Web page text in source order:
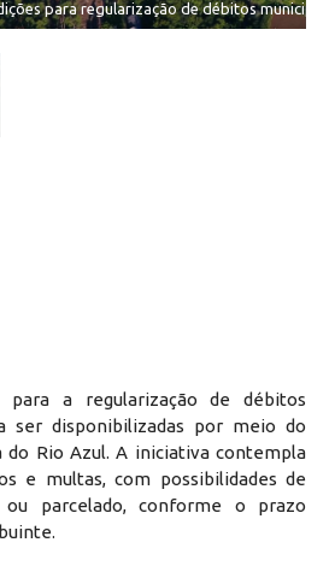
para regularização de débitos
para a regularização de débitos
ser disponibilizadas por meio do
do Rio Azul. A iniciativa contempla
e multas, com possibilidades de
parcelado, conforme o prazo